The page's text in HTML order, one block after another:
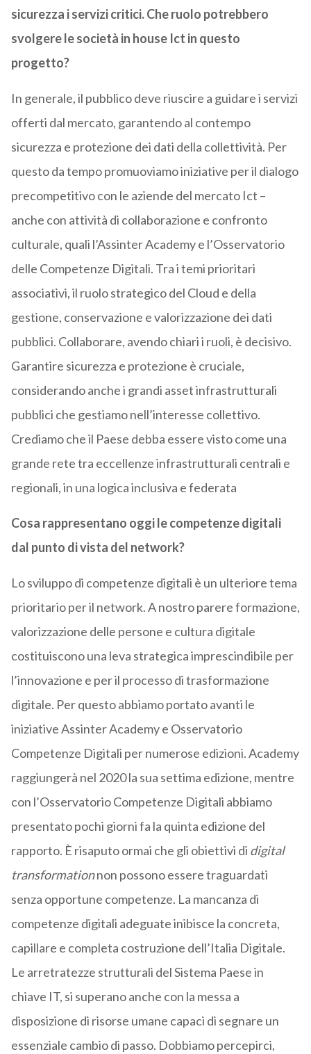
sicurezza i servizi critici. Che ruolo potrebbero
svolgere le società in house Ict in questo
progetto?
In generale, il pubblico deve riuscire a guidare i servizi
offerti dal mercato, garantendo al contempo
sicurezza e protezione dei dati della collettività. Per
questo da tempo promuoviamo iniziative per il dialogo
precompetitivo con le aziende del mercato Ict –
anche con attività di collaborazione e confronto
culturale, quali l’Assinter Academy e l’Osservatorio
delle Competenze Digitali. Tra i temi prioritari
associativi, il ruolo strategico del Cloud e della
gestione, conservazione e valorizzazione dei dati
pubblici. Collaborare, avendo chiari i ruoli, è decisivo.
Garantire sicurezza e protezione è cruciale,
considerando anche i grandi asset infrastrutturali
pubblici che gestiamo nell’interesse collettivo.
Crediamo che il Paese debba essere visto come una
grande rete tra eccellenze infrastrutturali centrali e
regionali, in una logica inclusiva e federata
Cosa rappresentano oggi le competenze digitali
dal punto di vista del network?
Lo sviluppo di competenze digitali è un ulteriore tema
prioritario per il network. A nostro parere formazione,
valorizzazione delle persone e cultura digitale
costituiscono una leva strategica imprescindibile per
l’innovazione e per il processo di trasformazione
digitale. Per questo abbiamo portato avanti le
iniziative Assinter Academy e Osservatorio
Competenze Digitali per numerose edizioni. Academy
raggiungerà nel 2020 la sua settima edizione, mentre
con l’Osservatorio Competenze Digitali abbiamo
presentato pochi giorni fa la quinta edizione del
rapporto. È risaputo ormai che gli obiettivi di digital
transformationnon possono essere traguardati
senza opportune competenze. La mancanza di
competenze digitali adeguate inibisce la concreta,
capillare e completa costruzione dell’Italia Digitale.
Le arretratezze strutturali del Sistema Paese in
chiave IT, si superano anche con la messa a
disposizione di risorse umane capaci di segnare un
essenziale cambio di passo. Dobbiamo percepirci,